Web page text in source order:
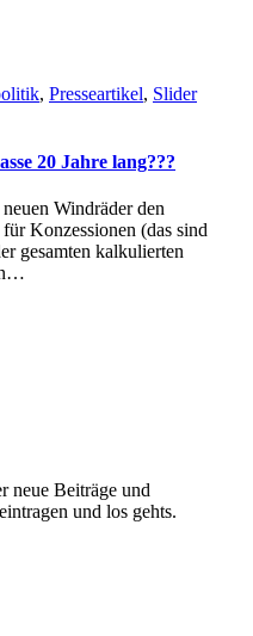
, Presseartikel, Slider
20 Jahre lang???
Windräder den
Konzessionen (das sind
gesamten kalkulierten
neue Beiträge und
und los gehts.